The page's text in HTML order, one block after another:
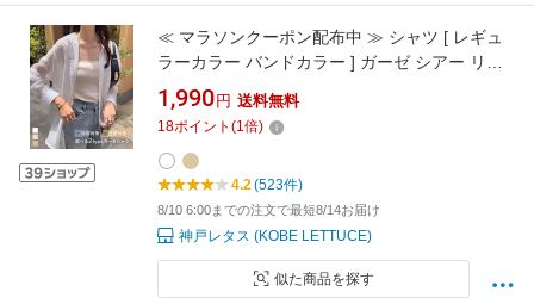
≪ マラソンクーポン配布中 ≫ シャツ [ レギュ
ラーカラー バンドカラー ] ガーゼ シアー リラ
ックス [C3967] レディース ルーズシャツ トッ
プス ライトアウター オーバーサイズ スタンド
ネック ナチュラル 長袖 ゆったり おしゃれ【送
料無料】【メール便】
1,990 円 送料無料
18ポイント (1倍)
4.2(523件)
8/10 6:00までの注文で最短8/14お届け
神戸レタス (KOBE LETTUCE)
似た商品を探す